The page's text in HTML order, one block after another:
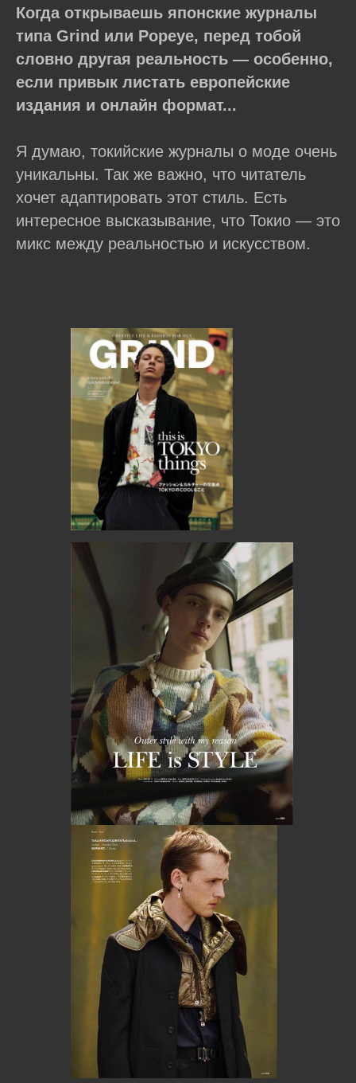
Когда открываешь японские журналы
типа Grind или Popeye, перед тобой
словно другая реальность — особенно,
если привык листать европейские
издания и онлайн формат...
Я думаю, токийские журналы о моде очень
уникальны. Так же важно, что читатель
хочет адаптировать этот стиль. Есть
интересное высказывание, что Токио — это
микс между реальностью и искусством.